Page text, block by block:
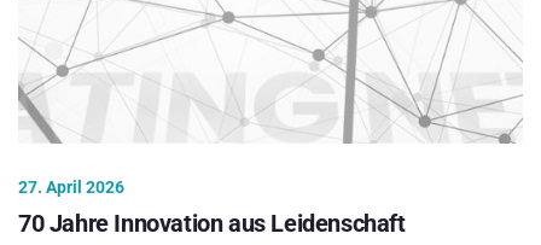
27. April 2026
70 Jahre Innovation aus Leidenschaft